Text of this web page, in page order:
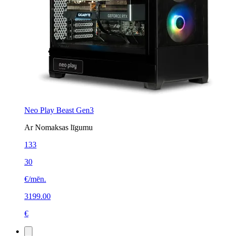
Neo Play Beast Gen3
Ar Nomaksas līgumu
133
30
€/mēn.
3199.00
€